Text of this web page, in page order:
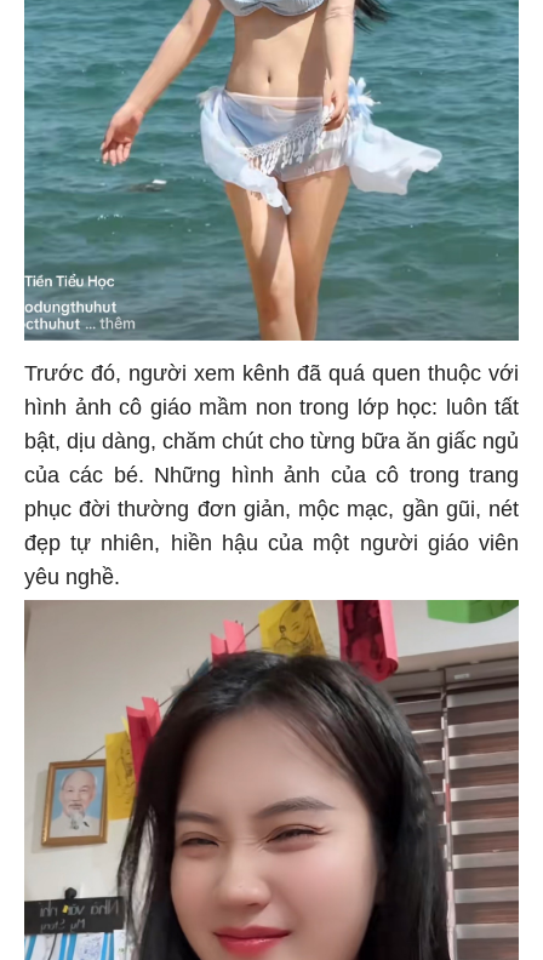
Trước đó, người xem kênh đã quá quen thuộc với
hình ảnh cô giáo mầm non trong lớp học: luôn tất
bật, dịu dàng, chăm chút cho từng bữa ăn giấc ngủ
của các bé. Những hình ảnh của cô trong trang
phục đời thường đơn giản, mộc mạc, gần gũi, nét
đẹp tự nhiên, hiền hậu của một người giáo viên
yêu nghề.